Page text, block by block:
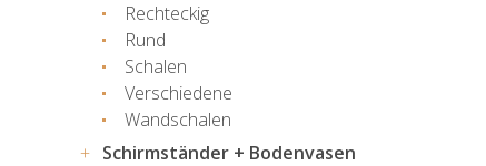
Rechteckig
Rund
Schalen
Verschiedene
Wandschalen
Schirmständer + Bodenvasen